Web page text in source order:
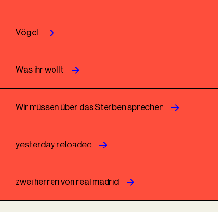
Vögel
Was ihr wollt
Wir müssen über das Sterben sprechen
yesterday reloaded
zwei herren von real madrid